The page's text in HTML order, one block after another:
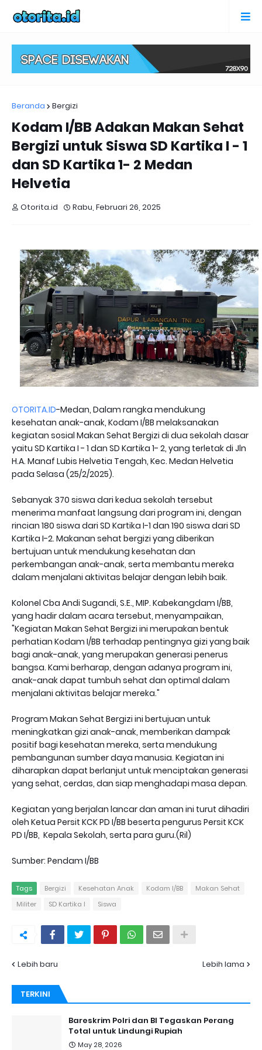
Beranda Bergizi
Kodam I/BB Adakan Makan Sehat
Bergizi untuk Siswa SD Kartika I - 1
dan SD Kartika 1- 2 Medan
Helvetia
Otorita.id Rabu, Februari 26, 2025
OTORITA.ID-Medan, Dalam rangka mendukung
kesehatan anak-anak, Kodam I/BB melaksanakan
kegiatan sosial Makan Sehat Bergizi di dua sekolah dasar
yaitu SD Kartika I - 1 dan SD Kartika 1- 2, yang terletak di Jln
H.A. Manaf Lubis Helvetia Tengah, Kec. Medan Helvetia
pada Selasa (25/2/2025).
Sebanyak 370 siswa dari kedua sekolah tersebut
menerima manfaat langsung dari program ini, dengan
rincian 180 siswa dari SD Kartika I-1 dan 190 siswa dari SD
Kartika I-2. Makanan sehat bergizi yang diberikan
bertujuan untuk mendukung kesehatan dan
perkembangan anak-anak, serta membantu mereka
dalam menjalani aktivitas belajar dengan lebih baik.
Kolonel Cba Andi Sugandi, S.E., MIP. Kabekangdam I/BB,
yang hadir dalam acara tersebut, menyampaikan,
"Kegiatan Makan Sehat Bergizi ini merupakan bentuk
perhatian Kodam I/BB terhadap pentingnya gizi yang baik
bagi anak-anak, yang merupakan generasi penerus
bangsa. Kami berharap, dengan adanya program ini,
anak-anak dapat tumbuh sehat dan optimal dalam
menjalani aktivitas belajar mereka."
Program Makan Sehat Bergizi ini bertujuan untuk
meningkatkan gizi anak-anak, memberikan dampak
positif bagi kesehatan mereka, serta mendukung
pembangunan sumber daya manusia. Kegiatan ini
diharapkan dapat berlanjut untuk menciptakan generasi
yang sehat, cerdas, dan siap menghadapi masa depan.
Kegiatan yang berjalan lancar dan aman ini turut dihadiri
oleh Ketua Persit KCK PD I/BB beserta pengurus Persit KCK
PD I/BB, Kepala Sekolah, serta para guru.(Ril)
Sumber: Pendam I/BB
Tags Bergizi Kesehatan Anak Kodam I/BB
Makan Sehat
Militer
SD Kartika I Siswa
Lebih baru Lebih lama
TERKINI
Bareskrim Polri dan BI Tegaskan Perang
Total untuk Lindungi Rupiah
May 28, 2026